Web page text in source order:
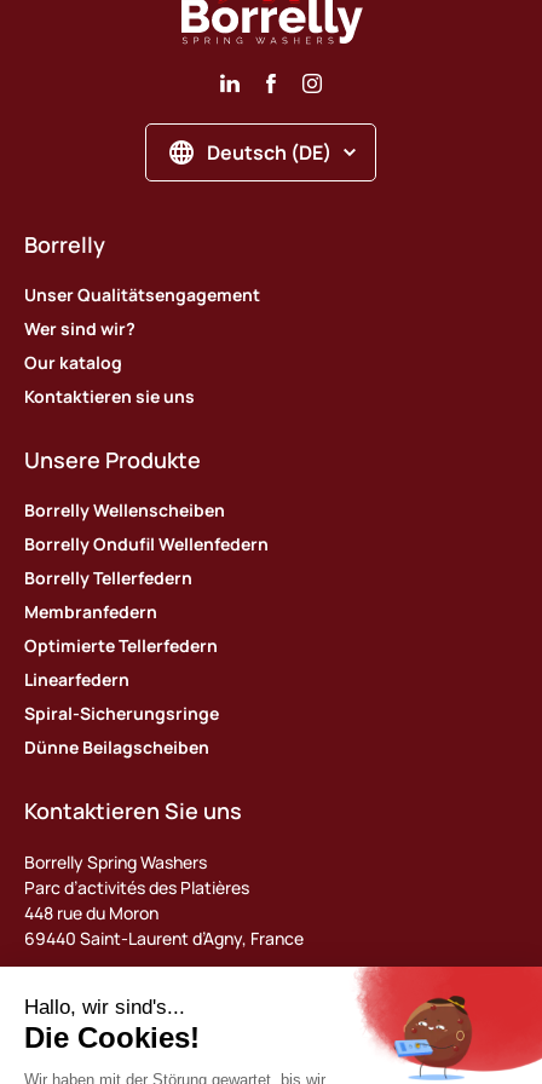
Deutsch (DE)
Borrelly
Unser Qualitätsengagement
Wer sind wir?
Our katalog
Kontaktieren sie uns
Unsere Produkte
Borrelly Wellenscheiben
Borrelly Ondufil Wellenfedern
Borrelly Tellerfedern
Membranfedern
Optimierte Tellerfedern
Linearfedern
Spiral-Sicherungsringe
Dünne Beilagscheiben
Kontaktieren Sie uns
Borrelly Spring Washers
Parc d’activités des Platières
448 rue du Moron
69440 Saint-Laurent d’Agny, France
contact@borrelly.com